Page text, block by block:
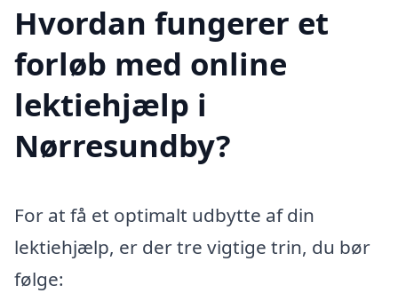
Hvordan fungerer et
forløb med online
lektiehjælp i
Nørresundby?
For at få et optimalt udbytte af din
lektiehjælp, er der tre vigtige trin, du bør
følge: